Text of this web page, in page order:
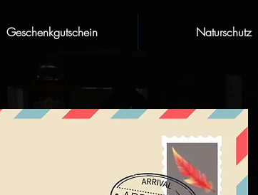
Geschenkgutschein Naturschutz